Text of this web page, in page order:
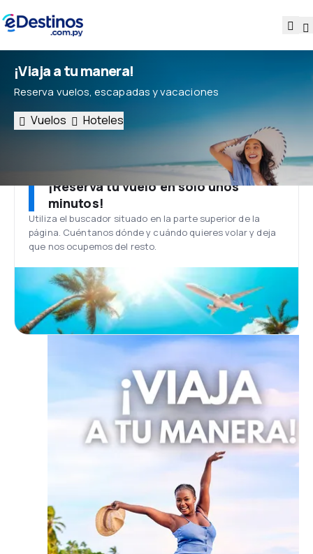
¡Viaja a tu manera!
Reserva vuelos, escapadas y vacaciones
Vuelos Hoteles
¡Reserva tu vuelo en solo unos
minutos!
Utiliza el buscador situado en la parte superior de la
página. Cuéntanos dónde y cuándo quieres volar y deja
que nos ocupemos del resto.